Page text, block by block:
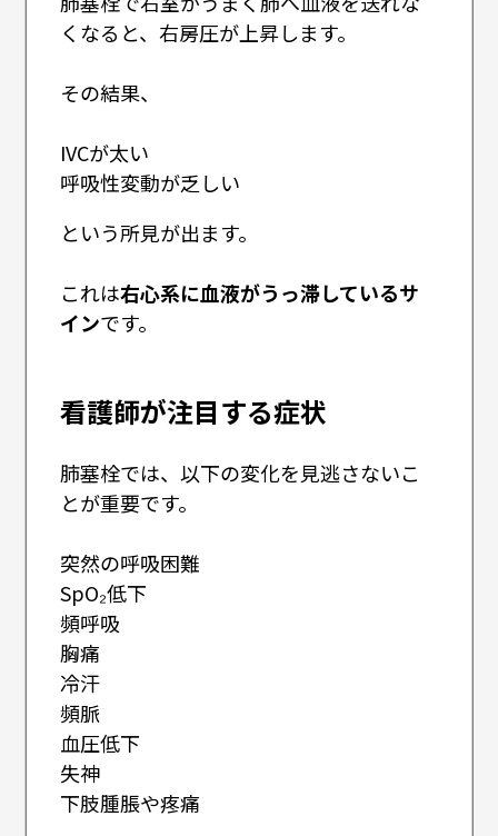
くなると、右房圧が上昇します。
その結果、
IVCが太い
呼吸性変動が乏しい
という所見が出ます。
これは右心系に血液がうっ滞しているサ
インです。
看護師が注目する症状
肺塞栓では、以下の変化を見逃さないこ
とが重要です。
突然の呼吸困難
SpO₂低下
頻呼吸
胸痛
冷汗
頻脈
血圧低下
失神
下肢腫脹や疼痛